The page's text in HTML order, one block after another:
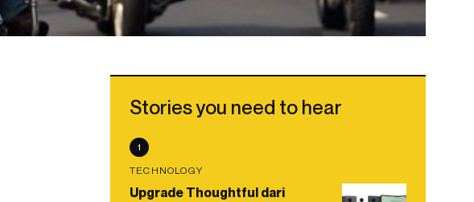
Stories you need to hear
1
TECHNOLOGY
Upgrade Thoughtful dari